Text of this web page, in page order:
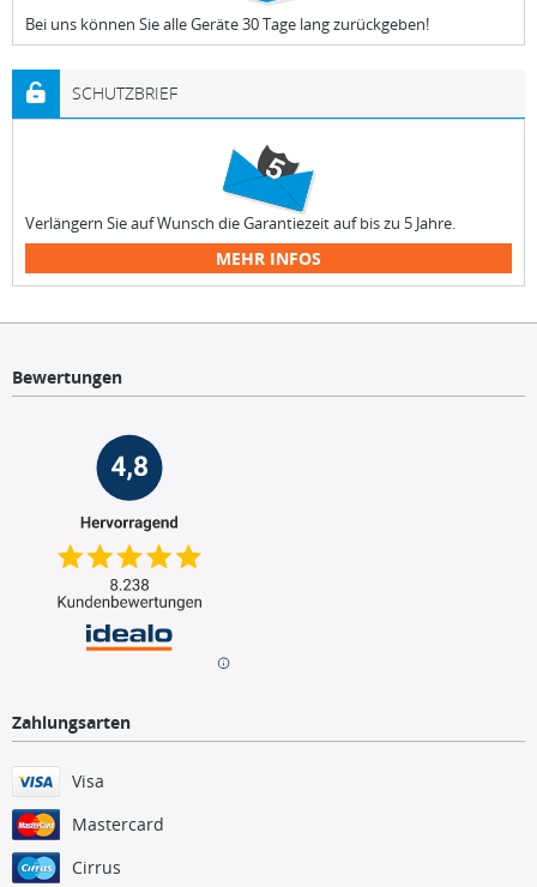
Bei uns können Sie alle Geräte 30 Tage lang zurückgeben!
SCHUTZBRIEF
Verlängern Sie auf Wunsch die Garantiezeit auf bis zu 5 Jahre.
MEHR INFOS
Bewertungen
Zahlungsarten
Visa
Mastercard
Cirrus